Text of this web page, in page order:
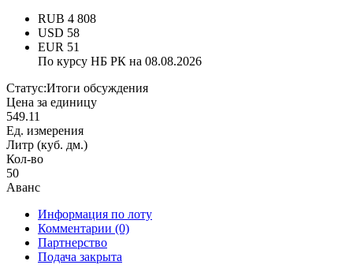
RUB 4 808
USD 58
EUR 51
По курсу НБ РК на 08.08.2026
Статус:Итоги обсуждения
Цена за единицу
549.11
Ед. измерения
Литр (куб. дм.)
Кол-во
50
Аванс
Информация по лоту
Комментарии (0)
Партнерство
Подача закрыта